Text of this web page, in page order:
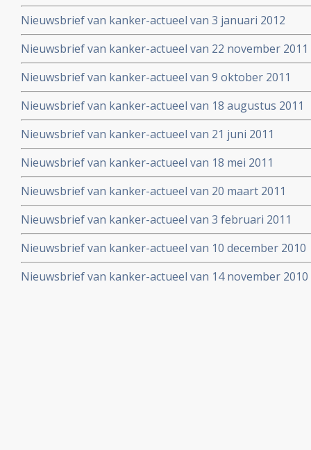
Nieuwsbrief van kanker-actueel van 3 januari 2012
Nieuwsbrief van kanker-actueel van 22 november 2011
Nieuwsbrief van kanker-actueel van 9 oktober 2011
Nieuwsbrief van kanker-actueel van 18 augustus 2011
Nieuwsbrief van kanker-actueel van 21 juni 2011
Nieuwsbrief van kanker-actueel van 18 mei 2011
Nieuwsbrief van kanker-actueel van 20 maart 2011
Nieuwsbrief van kanker-actueel van 3 februari 2011
Nieuwsbrief van kanker-actueel van 10 december 2010
Nieuwsbrief van kanker-actueel van 14 november 2010